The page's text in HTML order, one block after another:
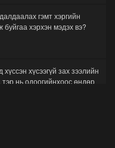
гэмт хэргийн
буйгаа хэрхэн мэдэх вэ?
хүсээгүй зах зээлийн
нь одоогийнхоос өндөр